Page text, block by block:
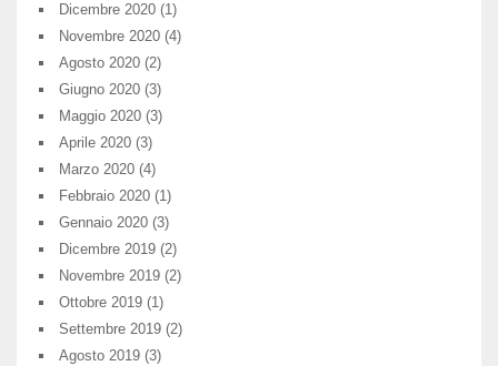
Dicembre 2020 (1)
Novembre 2020 (4)
Agosto 2020 (2)
Giugno 2020 (3)
Maggio 2020 (3)
Aprile 2020 (3)
Marzo 2020 (4)
Febbraio 2020 (1)
Gennaio 2020 (3)
Dicembre 2019 (2)
Novembre 2019 (2)
Ottobre 2019 (1)
Settembre 2019 (2)
Agosto 2019 (3)